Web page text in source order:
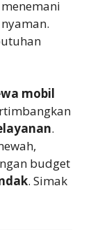
mobil
.
budget
. Simak